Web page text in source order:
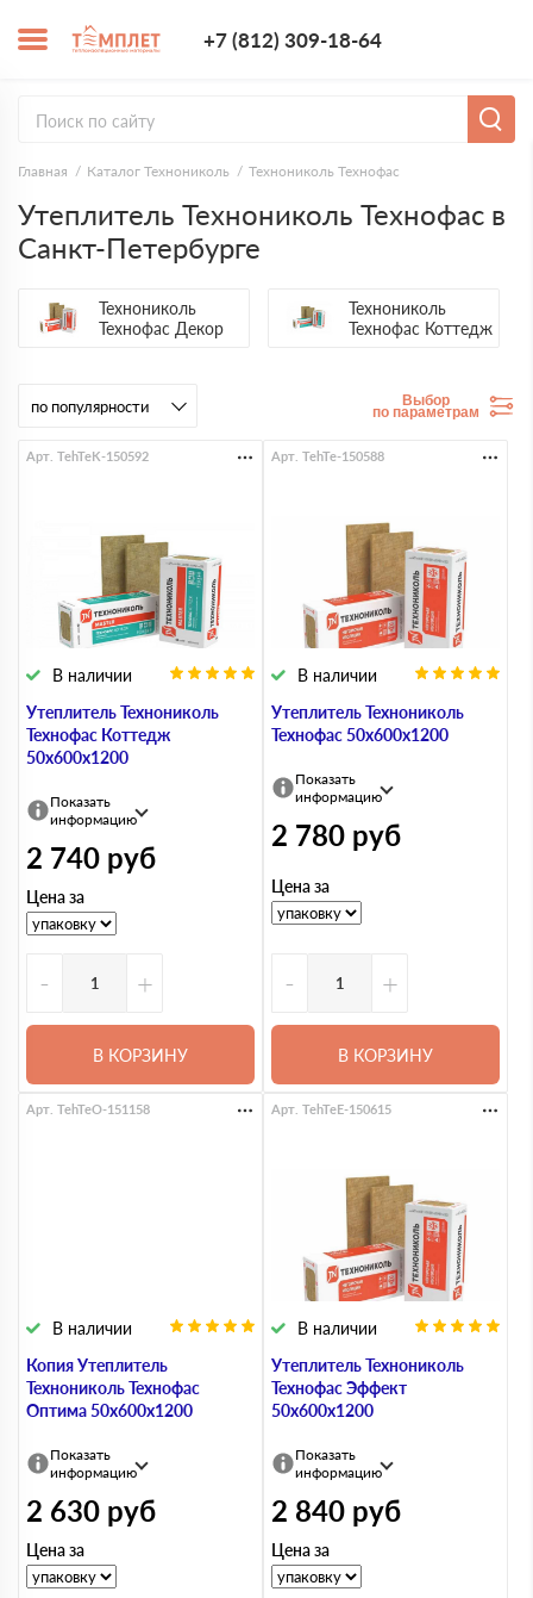
+7 (812) 309-18-64
Главная Каталог Технониколь Технониколь Технофас
Утеплитель Технониколь Технофас в
Санкт-Петербурге
Технониколь
Технофас Декор
Технониколь
Технофас Коттедж
Выбор
по параметрам
Утеплитель Технониколь
Технофас Коттедж
50х600х1200
В наличии
Арт. TehTeK-150592
Показать
информацию
2 740 руб
Цена за
- +
В КОРЗИНУ
Утеплитель Технониколь
Технофас 50х600х1200
В наличии
Арт. TehTe-150588
Показать
информацию
2 780 руб
Цена за
- +
В КОРЗИНУ
Копия Утеплитель
Технониколь Технофас
Оптима 50х600х1200
В наличии
Арт. TehTeO-151158
Показать
информацию
2 630 руб
Цена за
Утеплитель Технониколь
Технофас Эффект
50х600х1200
В наличии
Арт. TehTeE-150615
Показать
информацию
2 840 руб
Цена за